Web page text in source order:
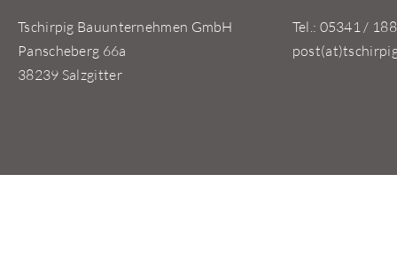
Tschirpig Bauunternehmen GmbH
Panscheberg 66a
38239 Salzgitter
Tel.: 05341 /